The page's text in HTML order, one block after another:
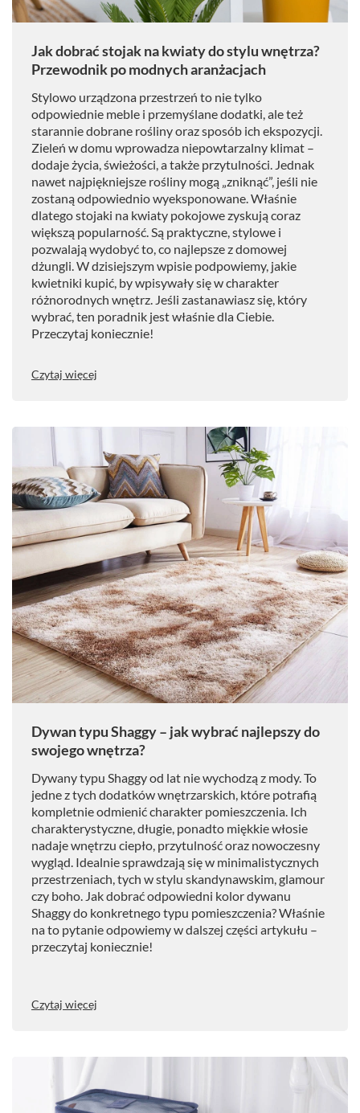
Jak dobrać stojak na kwiaty do stylu wnętrza?
Przewodnik po modnych aranżacjach
Stylowo urządzona przestrzeń to nie tylko
odpowiednie meble i przemyślane dodatki, ale też
starannie dobrane rośliny oraz sposób ich ekspozycji.
Zieleń w domu wprowadza niepowtarzalny klimat –
dodaje życia, świeżości, a także przytulności. Jednak
nawet najpiękniejsze rośliny mogą „zniknąć”, jeśli nie
zostaną odpowiednio wyeksponowane. Właśnie
dlatego stojaki na kwiaty pokojowe zyskują coraz
większą popularność. Są praktyczne, stylowe i
pozwalają wydobyć to, co najlepsze z domowej
dżungli. W dzisiejszym wpisie podpowiemy, jakie
kwietniki kupić, by wpisywały się w charakter
różnorodnych wnętrz. Jeśli zastanawiasz się, który
wybrać, ten poradnik jest właśnie dla Ciebie.
Przeczytaj koniecznie!
Czytaj więcej
Dywan typu Shaggy – jak wybrać najlepszy do
swojego wnętrza?
Dywany typu Shaggy od lat nie wychodzą z mody. To
jedne z tych dodatków wnętrzarskich, które potrafią
kompletnie odmienić charakter pomieszczenia. Ich
charakterystyczne, długie, ponadto miękkie włosie
nadaje wnętrzu ciepło, przytulność oraz nowoczesny
wygląd. Idealnie sprawdzają się w minimalistycznych
przestrzeniach, tych w stylu skandynawskim, glamour
czy boho. Jak dobrać odpowiedni kolor dywanu
Shaggy do konkretnego typu pomieszczenia? Właśnie
na to pytanie odpowiemy w dalszej części artykułu –
przeczytaj koniecznie!
Czytaj więcej